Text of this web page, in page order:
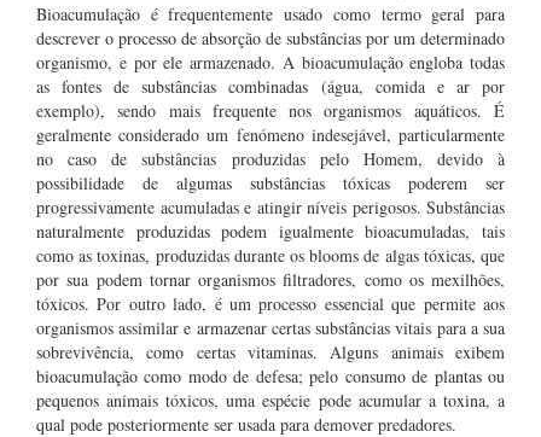
Bioacumulação é frequentemente usado como termo geral para
descrever o processo de absorção de substâncias por um determinado
organismo, e por ele armazenado. A bioacumulação engloba todas
as fontes de substâncias combinadas (água, comida e ar por
exemplo), sendo mais frequente nos organismos aquáticos. É
geralmente considerado um fenómeno indesejável, particularmente
no caso de substâncias produzidas pelo Homem, devido à
possibilidade de algumas substâncias tóxicas poderem ser
progressivamente acumuladas e atingir níveis perigosos. Substâncias
naturalmente produzidas podem igualmente bioacumuladas, tais
como as toxinas, produzidas durante os blooms de algas tóxicas, que
por sua podem tornar organismos filtradores, como os mexilhões,
tóxicos. Por outro lado, é um processo essencial que permite aos
organismos assimilar e armazenar certas substâncias vitais para a sua
sobrevivência, como certas vitaminas. Alguns animais exibem
bioacumulação como modo de defesa; pelo consumo de plantas ou
pequenos animais tóxicos, uma espécie pode acumular a toxina, a
qual pode posteriormente ser usada para demover predadores.